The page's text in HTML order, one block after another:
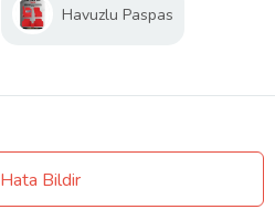
Havuzlu Paspas
Hata Bildir